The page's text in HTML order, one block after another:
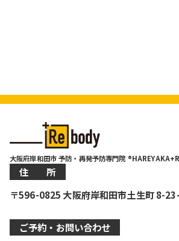
大阪府岸和田市 予防・再発予防専門院
住 所
〒596-0825 大阪府岸和田市土生町 8-
ご予約・お問い合わせ